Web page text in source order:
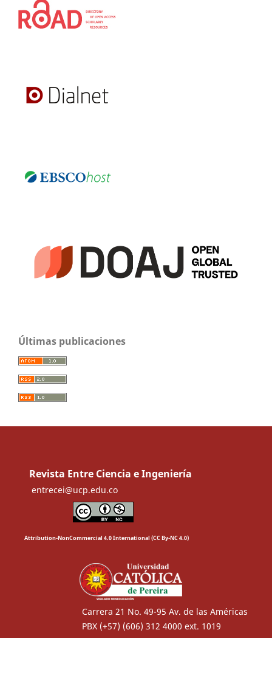
Últimas publicaciones
Revista Entre Ciencia e Ingeniería
entrecei@ucp.edu.co
Attribution-NonCommercial 4.0 International (CC By-NC 4.0)
Carrera 21 No. 49-95 Av. de las Américas
PBX (+57) (606) 312 4000 ext. 1019